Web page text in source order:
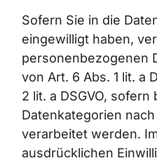
Sofern Sie in die
eingewilligt haben,
personenbezogenen
von Art. 6 Abs. 1 lit. a
2 lit. a DSGVO, sofern
Datenkategorien nach
verarbeitet werden.
ausdrücklichen